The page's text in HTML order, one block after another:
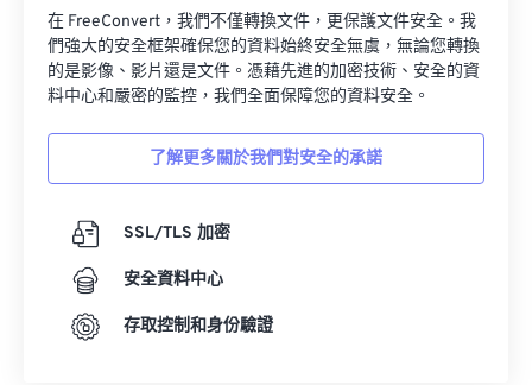
在 FreeConvert，我們不僅轉換文件，更保護文件安全。我
們強大的安全框架確保您的資料始終安全無虞，無論您轉換
的是影像、影片還是文件。憑藉先進的加密技術、安全的資
料中心和嚴密的監控，我們全面保障您的資料安全。
了解更多關於我們對安全的承諾
SSL/TLS 加密
安全資料中心
存取控制和身份驗證